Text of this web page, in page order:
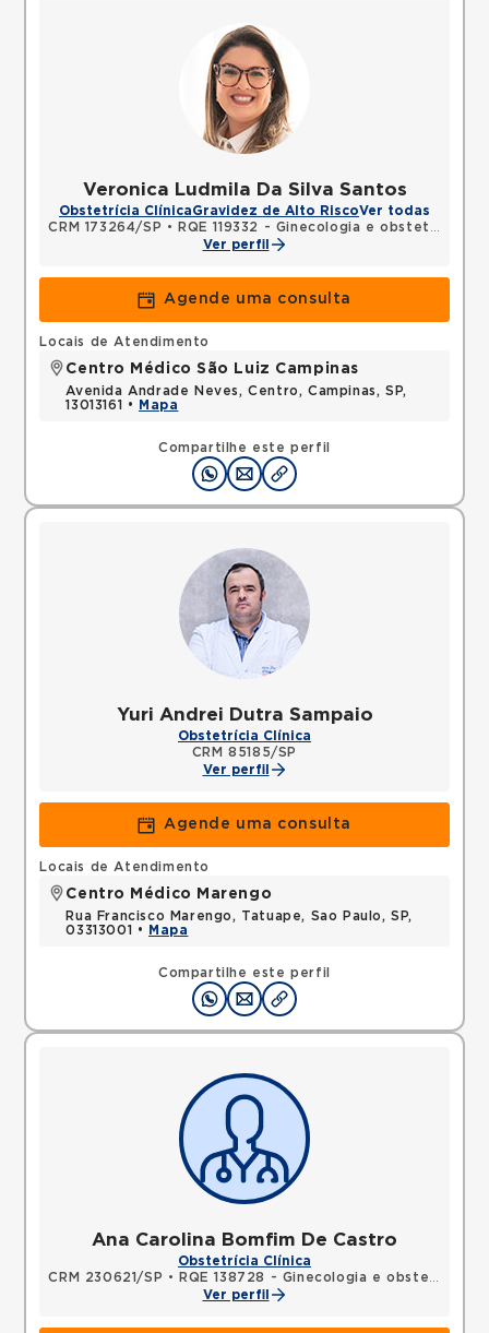
Veronica Ludmila Da Silva Santos
Obstetrícia ClínicaGravidez de Alto RiscoVer todas
CRM 173264/SP •
RQE 119332 - Ginecologia e obstetrícia
Ver perfil
Agende uma consulta
Compartilhe este perfil
Locais de Atendimento
Centro Médico São Luiz Campinas
Avenida Andrade Neves, Centro, Campinas, SP,
13013161 •
Mapa
Yuri Andrei Dutra Sampaio
Obstetrícia Clínica
CRM 85185/SP
Ver perfil
Agende uma consulta
Compartilhe este perfil
Locais de Atendimento
Centro Médico Marengo
Rua Francisco Marengo, Tatuape, Sao Paulo, SP,
03313001 •
Mapa
Ana Carolina Bomfim De Castro
Obstetrícia Clínica
CRM 230621/SP •
RQE 138728 - Ginecologia e obstetrícia
Ver perfil